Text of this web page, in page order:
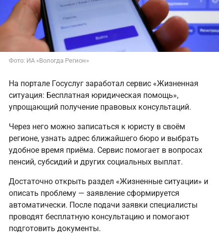
Фото: ИА «Вологда Регион»
На портале Госуслуг заработал сервис «Жизненная
ситуация: Бесплатная юридическая помощь»,
упрощающий получение правовых консультаций.
Через него можно записаться к юристу в своём
регионе, узнать адрес ближайшего бюро и выбрать
удобное время приёма. Сервис помогает в вопросах
пенсий, субсидий и других социальных выплат.
Достаточно открыть раздел «Жизненные ситуации» и
описать проблему — заявление сформируется
автоматически. После подачи заявки специалисты
проводят бесплатную консультацию и помогают
подготовить документы.